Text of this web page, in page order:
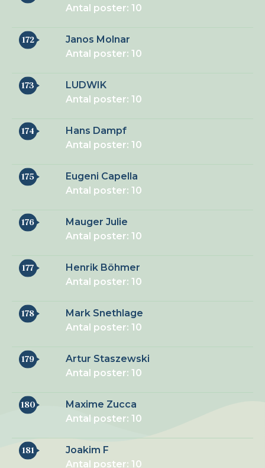
Antal poster: 10
172
Janos Molnar
Antal poster: 10
173
LUDWIK
Antal poster: 10
174
Hans Dampf
Antal poster: 10
175
Eugeni Capella
Antal poster: 10
176
Mauger Julie
Antal poster: 10
177
Henrik Böhmer
Antal poster: 10
178
Mark Snethlage
Antal poster: 10
179
Artur Staszewski
Antal poster: 10
180
Maxime Zucca
Antal poster: 10
181
Joakim F
Antal poster: 10